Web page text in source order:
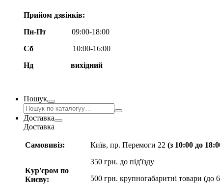
Прийом дзвінків:
Пн-Пт
09:00-18:00
Сб
10:00-16:00
Нд вихідний
Пошук
Доставка
Доставка
Самовивіз:
Кур'єром по
Києву:
Київ, пр. Перемоги 22 (з 10:00 до
350 грн. до під'їзду
500 грн. крупногабаритні товари (до